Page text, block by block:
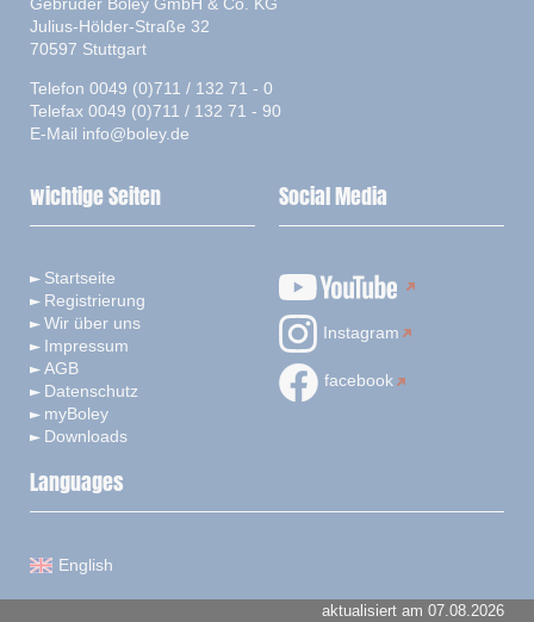
Julius-Hölder-Straße 32
70597 Stuttgart
Telefon 0049 (0)711 / 132 71 - 0
Telefax 0049 (0)711 / 132 71 - 90
E-Mail info@boley.de
wichtige Seiten
Startseite
Registrierung
Wir über uns
Impressum
AGB
Datenschutz
myBoley
Downloads
Social Media
Instagram
facebook
Languages
English
aktualisiert am 07.08.2026